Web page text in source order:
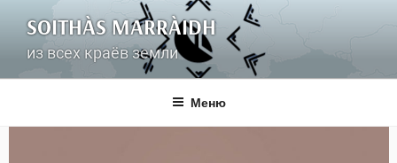
содержимому
SOITHÀS MARRÀIDH
из всех краёв земли
Меню